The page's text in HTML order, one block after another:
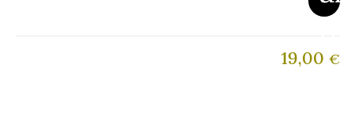
19,00 €